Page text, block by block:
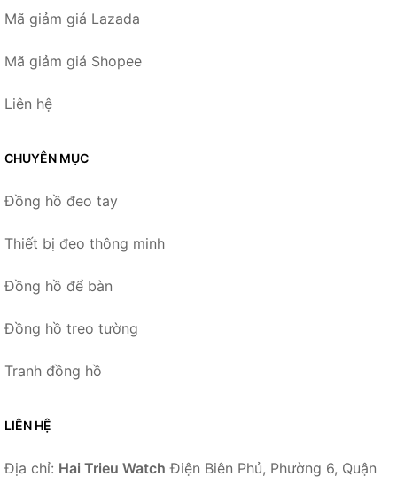
Mã giảm giá Lazada
Mã giảm giá Shopee
Liên hệ
CHUYÊN MỤC
Đồng hồ đeo tay
Thiết bị đeo thông minh
Đồng hồ để bàn
Đồng hồ treo tường
Tranh đồng hồ
LIÊN HỆ
Địa chỉ: Hai Trieu Watch Điện Biên Phủ, Phường 6, Quận